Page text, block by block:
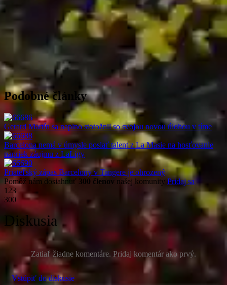
Podobné články
Gerard Martín sa naplno stotožnil so svojou novou úlohou v tíme
Barcelona nemá v úmysle poslať talent z La Masie na hosťovanie
napriek záujmu z LaLigy
Priateľský zápas Barcelony v Tangere je ohrozený
Pomôž nám dosiahnuť 300 členov našej komunity Pridaj sa
123
300
Diskusia
Zatiaľ žiadne komentáre. Pridaj komentár ako prvý.
Vstúpiť do diskusie